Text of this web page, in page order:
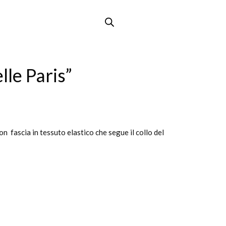
Paris”
fascia in tessuto elastico che segue il collo del